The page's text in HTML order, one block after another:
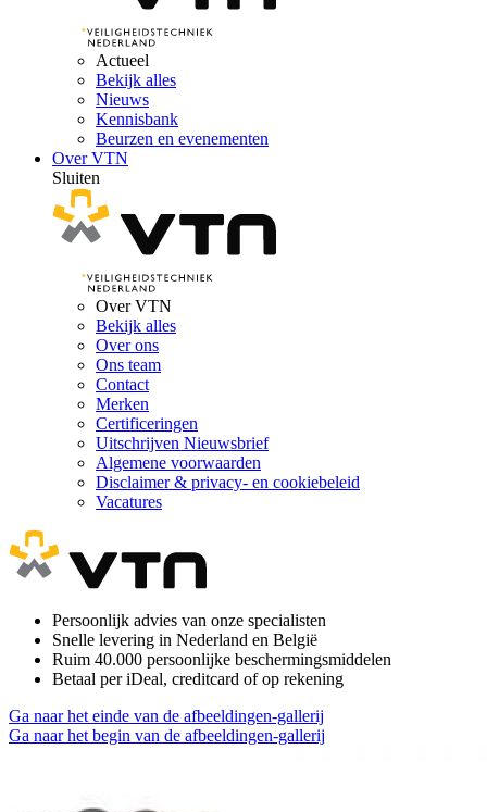
Actueel
Bekijk alles
Nieuws
Kennisbank
Beurzen en evenementen
Over VTN
Sluiten
Over VTN
Bekijk alles
Over ons
Ons team
Contact
Merken
Certificeringen
Uitschrijven Nieuwsbrief
Algemene voorwaarden
Disclaimer & privacy- en cookiebeleid
Vacatures
Persoonlijk advies van onze specialisten
Snelle levering in Nederland en België
Ruim 40.000 persoonlijke beschermingsmiddelen
Betaal per iDeal, creditcard of op rekening
Ga naar het einde van de afbeeldingen-gallerij
Ga naar het begin van de afbeeldingen-gallerij